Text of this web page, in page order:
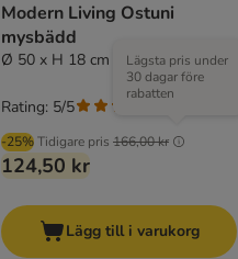
Modern Living Ostuni
mysbädd
Ø 50 x H 18 cm
-25%Tidigare pris 166,00 kr
Lägsta pris under
30 dagar före
rabatten
124,50 kr
Rating: 5/5
Lägg till i varukorg